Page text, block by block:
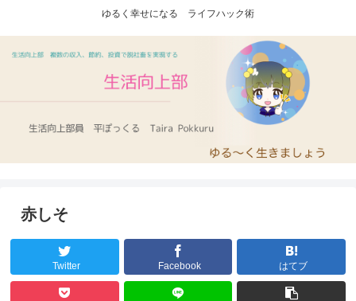
ゆるく幸せになる ライフハック術
赤しそ
Twitter Facebook はてブ